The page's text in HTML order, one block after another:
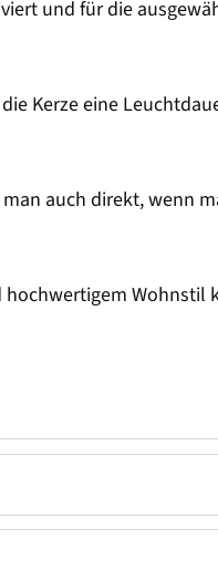
und für die
Kerze eine
auch direkt, wenn